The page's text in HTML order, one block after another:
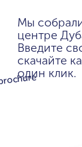
Мы
центре
Введите
скачайте
один клик.